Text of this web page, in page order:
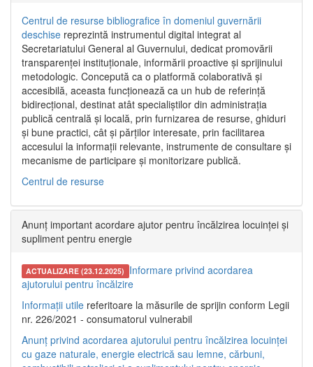
Centrul de resurse bibliografice în domeniul guvernării
deschise reprezintă instrumentul digital integrat al
Secretariatului General al Guvernului, dedicat promovării
transparenței instituționale, informării proactive și sprijinului
metodologic. Concepută ca o platformă colaborativă și
accesibilă, aceasta funcționează ca un hub de referință
bidirecțional, destinat atât specialiștilor din administrația
publică centrală și locală, prin furnizarea de resurse, ghiduri
și bune practici, cât și părților interesate, prin facilitarea
accesului la informații relevante, instrumente de consultare și
mecanisme de participare și monitorizare publică.
Centrul de resurse
Anunț important acordare ajutor pentru încălzirea locuinței și
supliment pentru energie
ACTUALIZARE (23.12.2025) Informare privind acordarea
ajutorului pentru încălzire
Informații utile referitoare la măsurile de sprijin conform Legii
nr. 226/2021 - consumatorul vulnerabil
Anunț privind acordarea ajutorului pentru încălzirea locuinței
cu gaze naturale, energie electrică sau lemne, cărbuni,